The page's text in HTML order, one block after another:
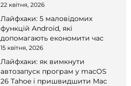
22 квітня, 2026
Лайфхаки: 5 маловідомих
функцій Android, які
допомагають економити час
15 квітня, 2026
Лайфхаки: як вимкнути
автозапуск програм у macOS
26 Tahoe і пришвидшити Mac